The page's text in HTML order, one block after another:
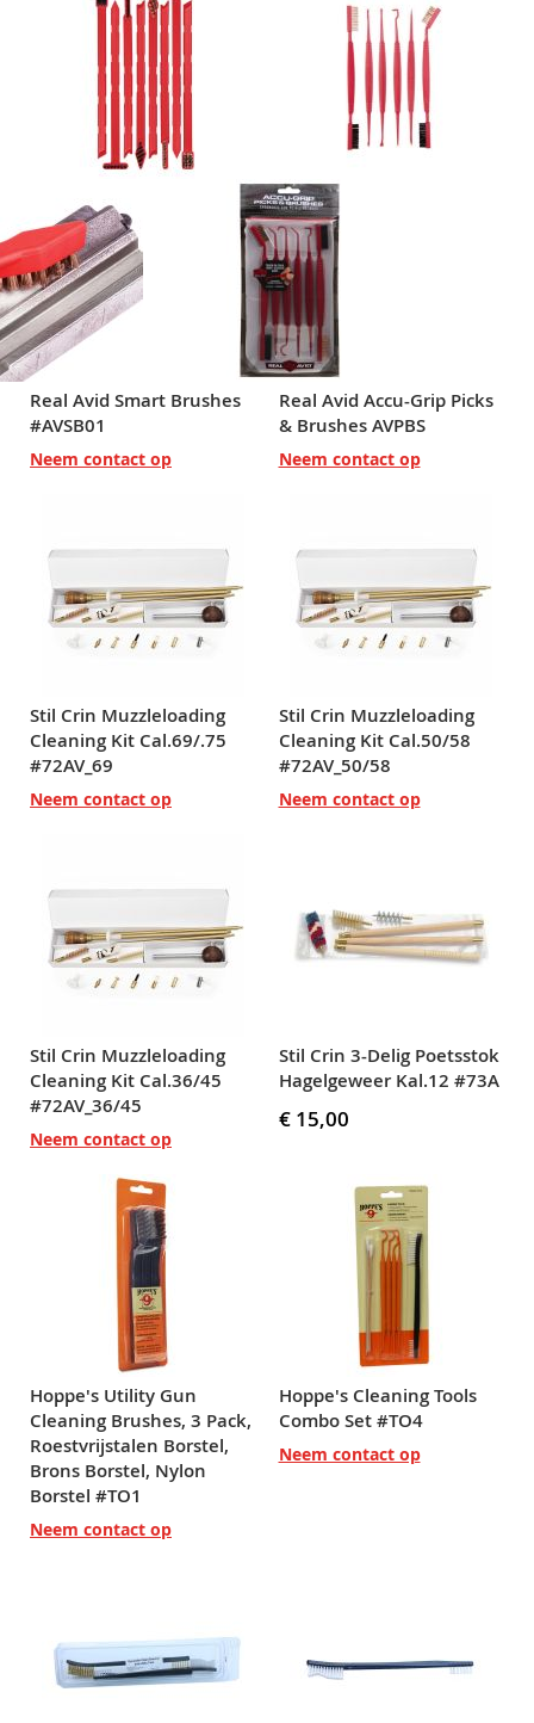
Real Avid Smart Brushes
#AVSB01
Neem contact op
Real Avid Accu-Grip Picks
& Brushes AVPBS
Neem contact op
Stil Crin Muzzleloading
Cleaning Kit Cal.69/.75
#72AV_69
Neem contact op
Stil Crin Muzzleloading
Cleaning Kit Cal.50/58
#72AV_50/58
Neem contact op
Stil Crin Muzzleloading
Cleaning Kit Cal.36/45
#72AV_36/45
Neem contact op
Stil Crin 3-Delig Poetsstok
Hagelgeweer Kal.12 #73A
€ 15,00
Hoppe's Utility Gun
Cleaning Brushes, 3 Pack,
Roestvrijstalen Borstel,
Brons Borstel, Nylon
Borstel #TO1
Neem contact op
Hoppe's Cleaning Tools
Combo Set #TO4
Neem contact op